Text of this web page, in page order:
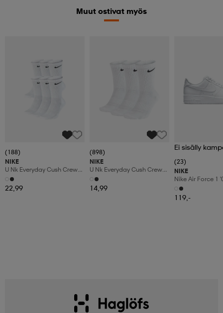
Muut ostivat myös
(188)
NIKE
U Nk Everyday Cush Crew
6pr-Bd
22,99
(898)
NIKE
U Nk Everyday Cush Crew
3pr
14,99
Ei sisälly
(23)
NIKE
Nike Air Force 1
Shoes
119,-